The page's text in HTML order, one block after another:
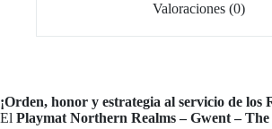
Valoraciones (0)
¡Orden, honor y estrategia al servicio de los
El Playmat Northern Realms – Gwent –